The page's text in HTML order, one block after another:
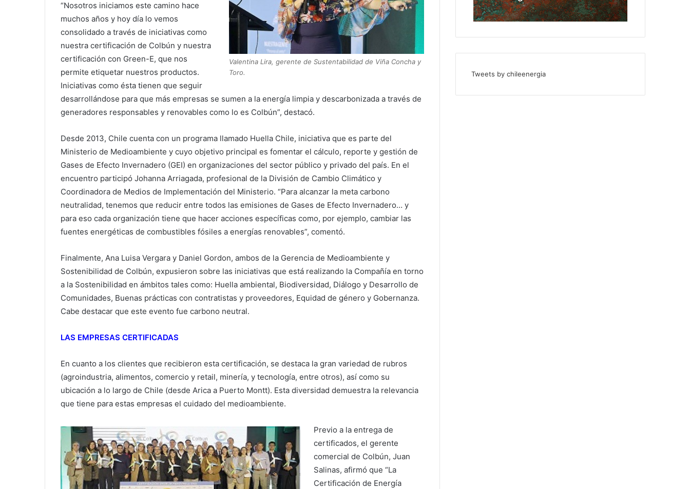
Valentina Lira, gerente de Sustentabilidad de Viña Concha y
Toro.
“Nosotros iniciamos este camino hace
muchos años y hoy día lo vemos
consolidado a través de iniciativas como
nuestra certificación de Colbún y nuestra
certificación con Green-E, que nos
permite etiquetar nuestros productos.
Iniciativas como ésta tienen que seguir
desarrollándose para que más empresas se sumen a la energía limpia y descarbonizada a través de
generadores responsables y renovables como lo es Colbún”, destacó.
Desde 2013, Chile cuenta con un programa llamado Huella Chile, iniciativa que es parte del
Ministerio de Medioambiente y cuyo objetivo principal es fomentar el cálculo, reporte y gestión de
Gases de Efecto Invernadero (GEI) en organizaciones del sector público y privado del país. En el
encuentro participó Johanna Arriagada, profesional de la División de Cambio Climático y
Coordinadora de Medios de Implementación del Ministerio. “Para alcanzar la meta carbono
neutralidad, tenemos que reducir entre todos las emisiones de Gases de Efecto Invernadero… y
para eso cada organización tiene que hacer acciones específicas como, por ejemplo, cambiar las
fuentes energéticas de combustibles fósiles a energías renovables”, comentó.
Finalmente, Ana Luisa Vergara y Daniel Gordon, ambos de la Gerencia de Medioambiente y
Sostenibilidad de Colbún, expusieron sobre las iniciativas que está realizando la Compañía en torno
a la Sostenibilidad en ámbitos tales como: Huella ambiental, Biodiversidad, Diálogo y Desarrollo de
Comunidades, Buenas prácticas con contratistas y proveedores, Equidad de género y Gobernanza.
Cabe destacar que este evento fue carbono neutral.
LAS EMPRESAS CERTIFICADAS
En cuanto a los clientes que recibieron esta certificación, se destaca la gran variedad de rubros
(agroindustria, alimentos, comercio y retail, minería, y tecnología, entre otros), así como su
ubicación a lo largo de Chile (desde Arica a Puerto Montt). Esta diversidad demuestra la relevancia
que tiene para estas empresas el cuidado del medioambiente.
Previo a la entrega de
certificados, el gerente
comercial de Colbún, Juan
Salinas, afirmó que “La
Certificación de Energía
Tweets by chileenergia